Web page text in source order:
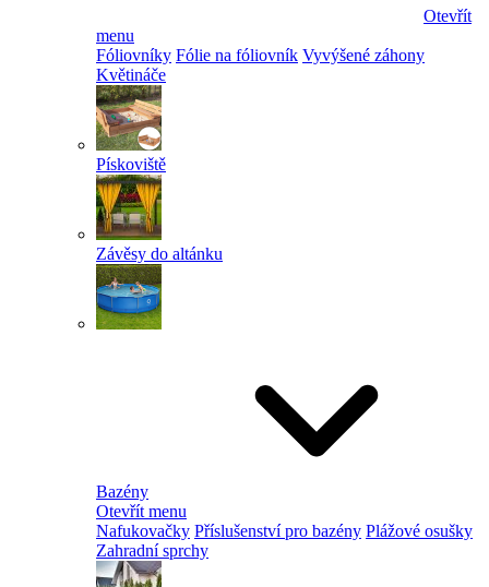
Otevřít
menu
Fóliovníky Fólie na fóliovník Vyvýšené záhony
Květináče
Pískoviště
Závěsy do altánku
Bazény
Otevřít menu
Nafukovačky Příslušenství pro bazény Plážové osušky
Zahradní sprchy